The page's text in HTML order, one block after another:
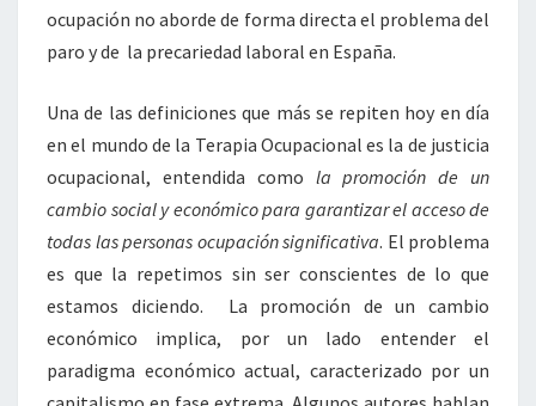
ocupación no aborde de forma directa el problema del
paro y de la precariedad laboral en España.
Una de las definiciones que más se repiten hoy en día
en el mundo de la Terapia Ocupacional es la de justicia
ocupacional, entendida como la promoción de un
cambio social y económico para garantizar el acceso de
todas las personas ocupación significativa. El problema
es que la repetimos sin ser conscientes de lo que
estamos diciendo. La promoción de un cambio
económico implica, por un lado entender el
paradigma económico actual, caracterizado por un